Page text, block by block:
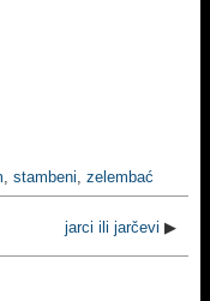
, stambeni, zelembać
jarci ili jarčevi ▶